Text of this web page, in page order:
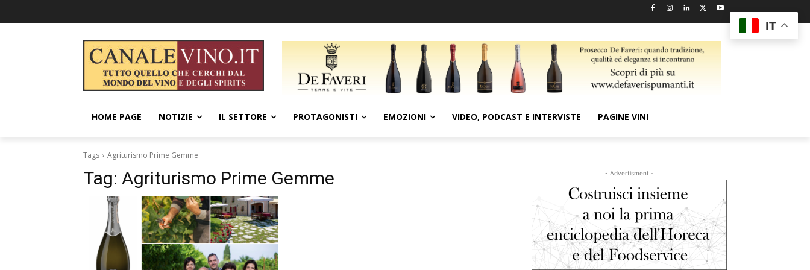
HOME PAGE NOTIZIE IL SETTORE PROTAGONISTI EMOZIONI VIDEO, PODCAST E INTERVISTE PAGINE VINI
Tags Agriturismo Prime Gemme
Tag: Agriturismo Prime Gemme - Advertisment -
IT